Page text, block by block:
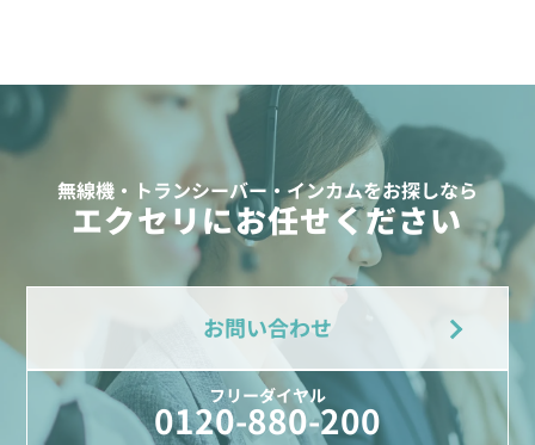
無線機・トランシーバー・インカムをお探しなら
エクセリにお任せください
お問い合わせ
フリーダイヤル
0120-880-200